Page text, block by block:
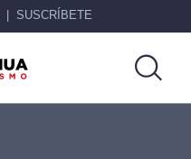
SUSCRÍBETE